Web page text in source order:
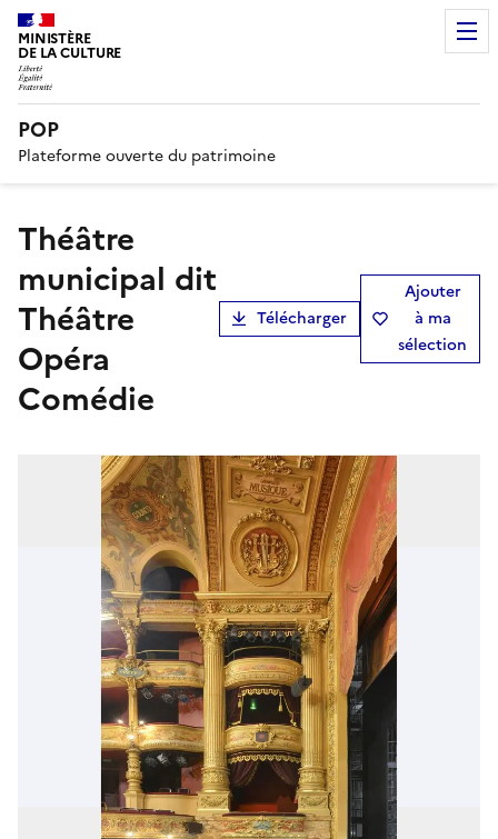
MINISTÈRE
DE LA CULTURE
POP
Plateforme ouverte du patrimoine
théâtre
municipal dit
Théâtre
Opéra
Comédie
Télécharger
Ajouter
à ma
sélection